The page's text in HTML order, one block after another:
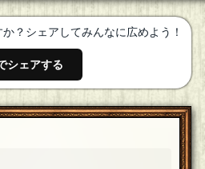
？シェアしてみんなに広めよう！
シェアする